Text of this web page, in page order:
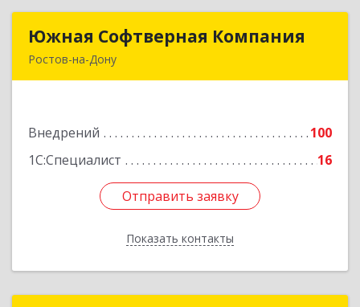
Южная Софтверная Компания
Ростов-на-Дону
Внедрений
100
1С:Специалист
16
Отправить заявку
Показать контакты
Южная Софтверная Компания
Подробнее
Отправить заявку
Назад